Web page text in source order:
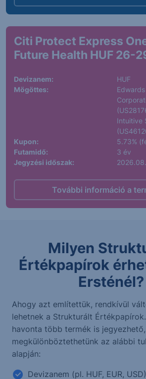
Citi Protect Express
Future Health HUF 26-
Devizanem:
HUF
Mögöttes:
Intuitive
Kupon:
5.73%
Futamidő:
3 év
Jegyzési időszak:
További információ a
Milyen
Értékpapírok
Ersténél?
Ahogy azt említettük, rendkívül
lehetnek a Strukturált
havonta több termék is
megkülönböztethetünk az alábbi
alapján:
Devizanem (pl. HUF, EUR,